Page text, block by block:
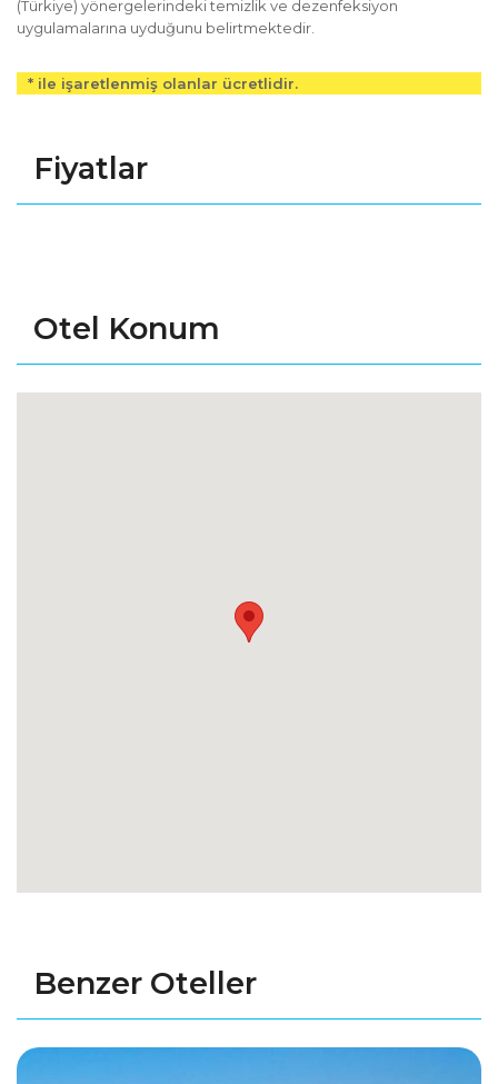
(Türkiye) yönergelerindeki temizlik ve dezenfeksiyon
uygulamalarına uyduğunu belirtmektedir.
* ile işaretlenmiş olanlar ücretlidir.
Fiyatlar
Otel Konum
Benzer Oteller